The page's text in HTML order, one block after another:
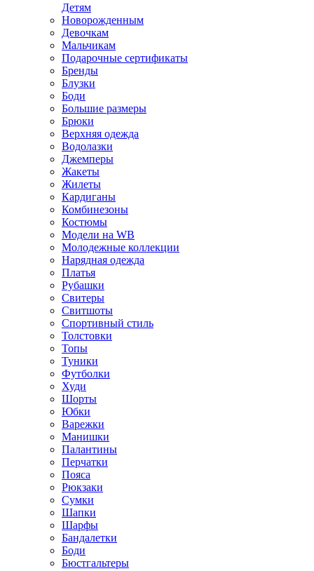
Детям
Новорожденным
Девочкам
Мальчикам
Подарочные сертификаты
Бренды
Блузки
Боди
Большие размеры
Брюки
Верхняя одежда
Водолазки
Джемперы
Жакеты
Жилеты
Кардиганы
Комбинезоны
Костюмы
Модели на WB
Молодежные коллекции
Нарядная одежда
Платья
Рубашки
Свитеры
Свитшоты
Спортивный стиль
Толстовки
Топы
Туники
Футболки
Худи
Шорты
Юбки
Варежки
Манишки
Палантины
Перчатки
Пояса
Рюкзаки
Сумки
Шапки
Шарфы
Бандалетки
Боди
Бюстгальтеры